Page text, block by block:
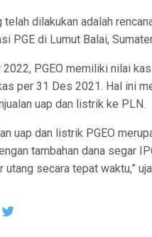
telah dilakukan adalah
PGE di Lumut Balai,
PGEO memiliki nilai
per 31 Des 2021. Hal ini
uap dan listrik ke PLN.
uap dan listrik PGEO
tambahan dana segar
utang secara tepat waktu,”